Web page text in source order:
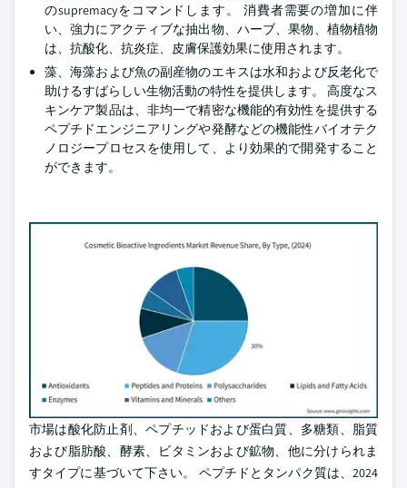
のsupremacyをコマンドします。 消費者需要の増加に伴
い、強力にアクティブな抽出物、ハーブ、果物、植物植物
は、抗酸化、抗炎症、皮膚保護効果に使用されます。
藻、海藻および魚の副産物のエキスは水和および反老化で
助けるすばらしい生物活動の特性を提供します。 高度なス
キンケア製品は、非均一で精密な機能的有効性を提供する
ペプチドエンジニアリングや発酵などの機能性バイオテク
ノロジープロセスを使用して、より効果的で開発すること
ができます。
市場は酸化防止剤、ペプチッドおよび蛋白質、多糖類、脂質
および脂肪酸、酵素、ビタミンおよび鉱物、他に分けられま
すタイプに基づいて下さい。 ペプチドとタンパク質は、2024